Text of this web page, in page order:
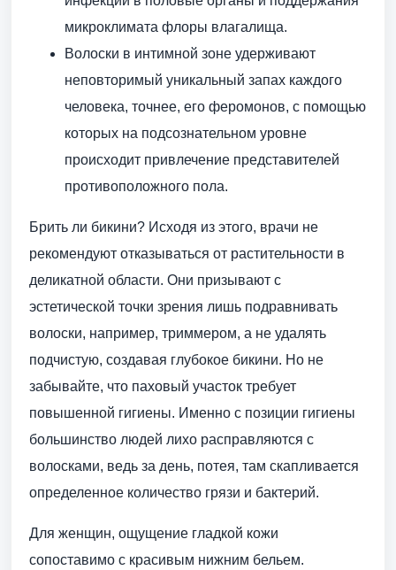
микроклимата флоры влагалища.
Волоски в интимной зоне удерживают
неповторимый уникальный запах каждого
человека, точнее, его феромонов, с помощью
которых на подсознательном уровне
происходит привлечение представителей
противоположного пола.
Брить ли бикини? Исходя из этого, врачи не
рекомендуют отказываться от растительности в
деликатной области. Они призывают с
эстетической точки зрения лишь подравнивать
волоски, например, триммером, а не удалять
подчистую, создавая глубокое бикини. Но не
забывайте, что паховый участок требует
повышенной гигиены. Именно с позиции гигиены
большинство людей лихо расправляются с
волосками, ведь за день, потея, там скапливается
определенное количество грязи и бактерий.
Для женщин, ощущение гладкой кожи
сопоставимо с красивым нижним бельем.